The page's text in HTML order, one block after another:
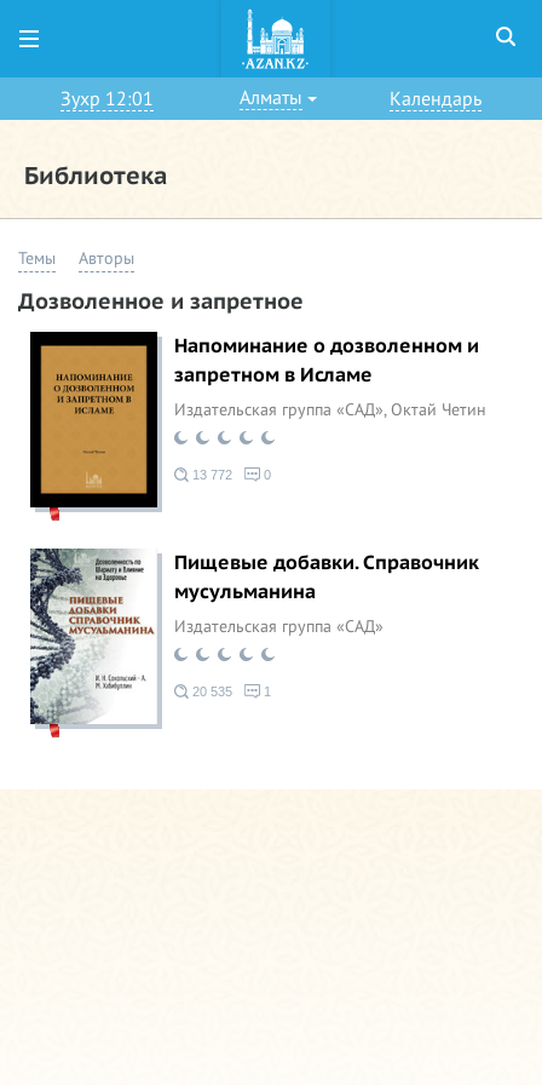
Зухр 12:01 Алматы Календарь
Библиотека
Темы Авторы
Дозволенное и запретное
Напоминание о дозволенном и
запретном в Исламе
Издательская группа «САД», Октай Четин
13 772 0
Пищевые добавки. Справочник
мусульманина
Издательская группа «САД»
20 535 1